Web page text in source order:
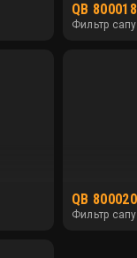
QB 800018
Фильтр
QB 800020
Фильтр